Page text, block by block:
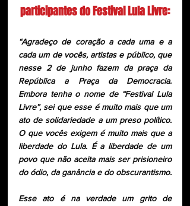
participantes do Festival Lula Livre:
“Agradeço de coração a cada uma e a
cada um de vocês, artistas e público, que
nesse 2 de junho fazem da praça da
República a Praça da Democracia.
Embora tenha o nome de “Festival Lula
Livre”, sei que esse é muito mais que um
ato de solidariedade a um preso político.
O que vocês exigem é muito mais que a
liberdade do Lula. É a liberdade de um
povo que não aceita mais ser prisioneiro
do ódio, da ganância e do obscurantismo.
Esse ato é na verdade um grito de